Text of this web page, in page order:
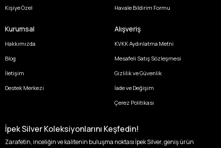
Kişiye Özel
Havale Bildirim Formu
Kurumsal
Hakkımızda
Blog
İletişim
Destek Merkezi
Alışveriş
KVKK Aydınlatma Metni
Mesafeli Satış Sözleşmesi
Gizlilik ve Güvenlik
İade ve Değişim
Çerez Politikası
İpek Silver Koleksiyonlarını Keşfedin!
Zarafetin, inceliğin ve kalitenin buluşma noktası İpek Silver, geniş ürün